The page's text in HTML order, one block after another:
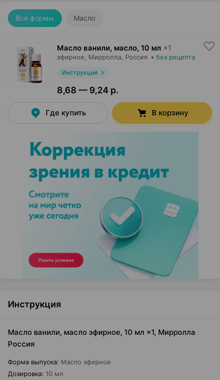
Все формы Масло
Масло ванили, масло, 10 мл ×1
эфирное, Мирролла , Россия • без рецепта
Инструкция
8,68 — 9,24 р.
Где купить В корзину
Инструкция
Масло ванили, масло эфирное, 10 мл ×1, Мирролла
Россия
Форма выпуска: Масло эфирное
Дозировка: 10 мл